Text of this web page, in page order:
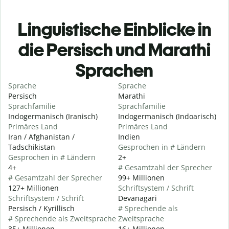
Linguistische Einblicke in
die Persisch und Marathi
Sprachen
Sprache
Persisch
Sprachfamilie
Indogermanisch (Iranisch)
Primäres Land
Iran / Afghanistan /
Tadschikistan
Gesprochen in # Ländern
4+
# Gesamtzahl der Sprecher
127+ Millionen
Schriftsystem / Schrift
Persisch / Kyrillisch
# Sprechende als Zweitsprache
Sprache
Marathi
Sprachfamilie
Indogermanisch (Indoarisch)
Primäres Land
Indien
Gesprochen in # Ländern
2+
# Gesamtzahl der Sprecher
99+ Millionen
Schriftsystem / Schrift
Devanagari
# Sprechende als
Zweitsprache